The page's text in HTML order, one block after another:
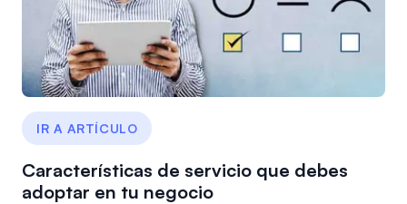
IR A ARTÍCULO
Características de servicio que debes
adoptar en tu negocio